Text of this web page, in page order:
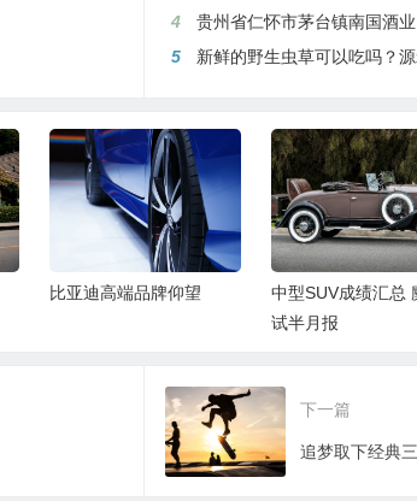
4
贵州省仁怀市茅台镇南国酒业
5
新鲜的野生虫草可以吃吗？
比亚迪高端品牌仰望
中型SUV成绩汇总
试半月报
下一篇
追梦取下经典